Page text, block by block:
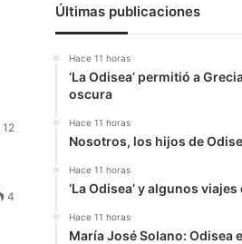
12
4
Últimas publicaciones
Hace 11 horas
‘La Odisea’ permitió a
oscura
Hace 11 horas
Nosotros, los hijos de
Hace 11 horas
‘La Odisea’ y algunos
Hace 11 horas
María José Solano: Odisea